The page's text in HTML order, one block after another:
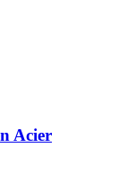
Acier